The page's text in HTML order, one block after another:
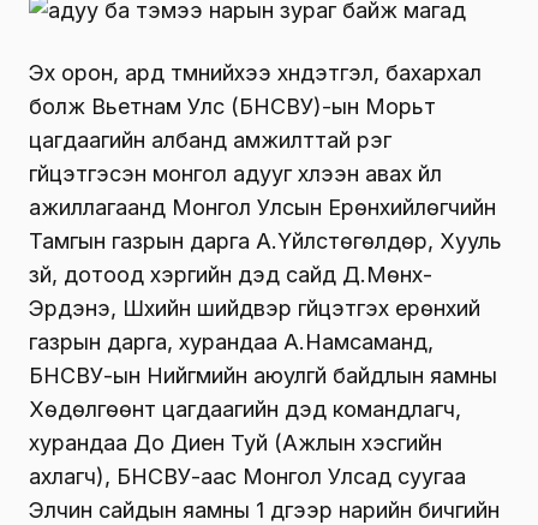
Эх орон, ард түмнийхээ хүндэтгэл, бахархал
болж Вьетнам Улс (БНСВУ)-ын Морьт
цагдаагийн албанд амжилттай үүрэг
гүйцэтгэсэн монгол адууг хүлээн авах үйл
ажиллагаанд Монгол Улсын Ерөнхийлөгчийн
Тамгын газрын дарга А.Үйлстөгөлдөр, Хууль
зүй, дотоод хэргийн дэд сайд Д.Мөнх-
Эрдэнэ, Шүүхийн шийдвэр гүйцэтгэх ерөнхий
газрын дарга, хурандаа А.Намсаманд,
БНСВУ-ын Нийгмийн аюулгүй байдлын яамны
Хөдөлгөөнт цагдаагийн дэд командлагч,
хурандаа До Диен Туй (Ажлын хэсгийн
ахлагч), БНСВУ-аас Монгол Улсад суугаа
Элчин сайдын яамны 1 дүгээр нарийн бичгийн